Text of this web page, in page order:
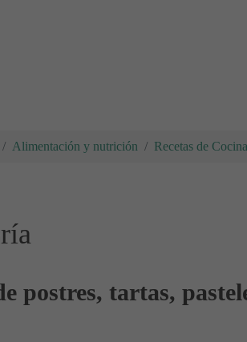
Alimentación y nutrición Recetas de Cocina
postres, tartas,